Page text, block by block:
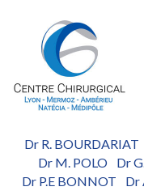
Dr R. BOURDARIAT
Dr M. POLO- Dr
Dr P.E BONNOT
Dr